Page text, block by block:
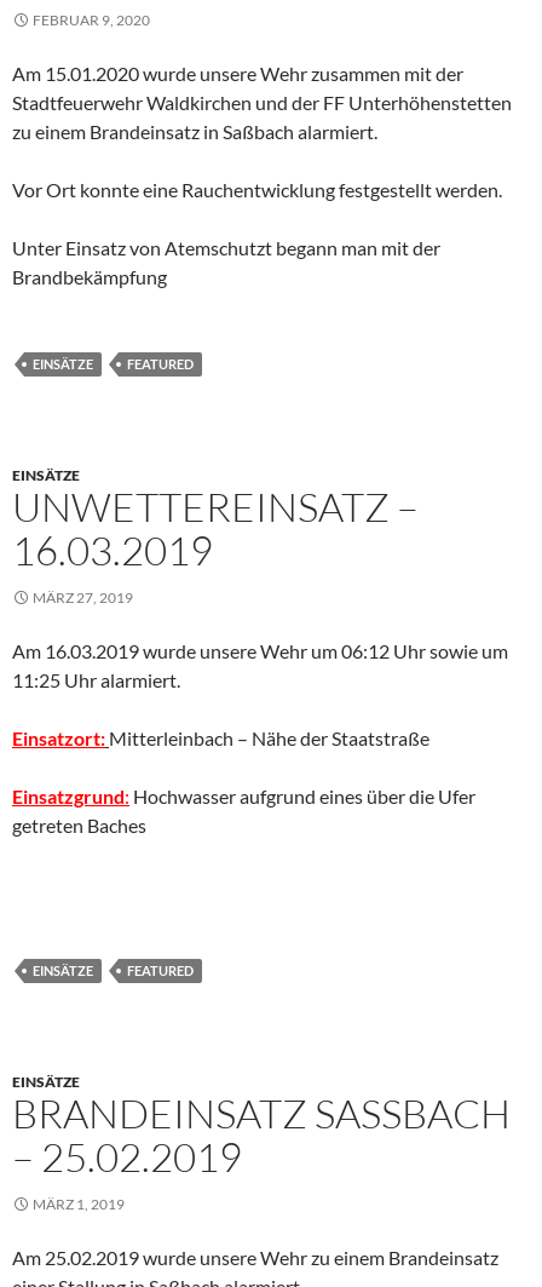
FEBRUAR 9, 2020
Am 15.01.2020 wurde unsere Wehr zusammen mit der
Stadtfeuerwehr Waldkirchen und der FF Unterhöhenstetten
zu einem Brandeinsatz in Saßbach alarmiert.
Vor Ort konnte eine Rauchentwicklung festgestellt werden.
Unter Einsatz von Atemschutzt begann man mit der
Brandbekämpfung
EINSÄTZE FEATURED
EINSÄTZE
UNWETTEREINSATZ –
16.03.2019
MÄRZ 27, 2019
Am 16.03.2019 wurde unsere Wehr um 06:12 Uhr sowie um
11:25 Uhr alarmiert.
Einsatzort: Mitterleinbach – Nähe der Staatstraße
Einsatzgrund: Hochwasser aufgrund eines über die Ufer
getreten Baches
EINSÄTZE FEATURED
EINSÄTZE
BRANDEINSATZ SASSBACH –
25.02.2019
MÄRZ 1, 2019
Am 25.02.2019 wurde unsere Wehr zu einem Brandeinsatz